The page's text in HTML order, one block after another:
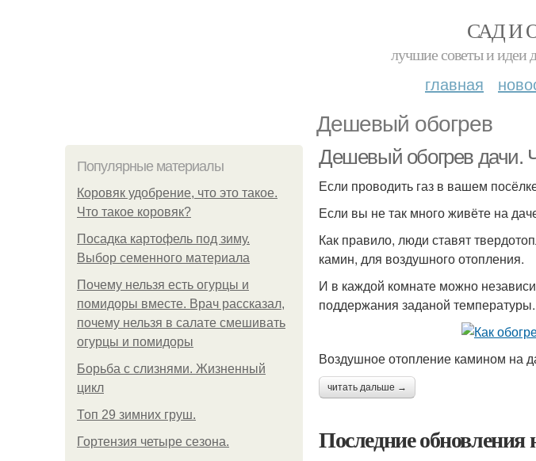
САД И
лучшие советы и идеи
главная
Дешевый обогрев
Популярные материалы
Коровяк удобрение, что это такое.
Что такое коровяк?
Посадка картофель под зиму.
Выбор семенного материала
Почему нельзя есть огурцы и
помидоры вместе. Врач рассказал,
почему нельзя в салате смешивать
огурцы и помидоры
Борьба с слизнями. Жизненный
цикл
Топ 29 зимних груш.
Гортензия четыре сезона.
Дешевый обогрев дачи.
Если проводить газ в вашем
Если вы не так много живёте на
Как правило, люди ставят
камин, для воздушного отопления.
И в каждой комнате можно
поддержания заданой температуры.
Воздушное отопление камином на
читать дальше →
Последние обновления